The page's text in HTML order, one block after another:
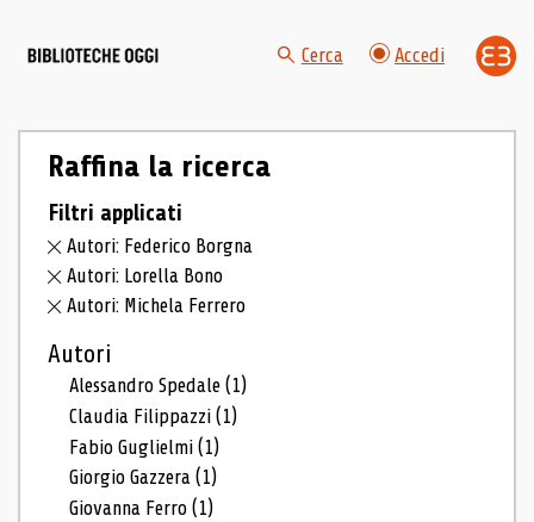
Cerca Accedi
Raffina la ricerca
Filtri applicati
Autori: Federico Borgna
Autori: Lorella Bono
Autori: Michela Ferrero
Autori
Alessandro Spedale(1)
Claudia Filippazzi(1)
Fabio Guglielmi(1)
Giorgio Gazzera(1)
Giovanna Ferro(1)